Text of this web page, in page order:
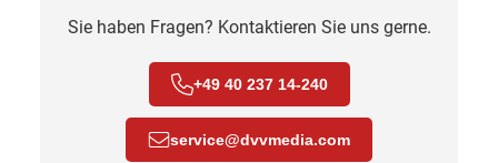
Sie haben Fragen? Kontaktieren Sie uns gerne.
+49 40 237 14-240
service@dvvmedia.com